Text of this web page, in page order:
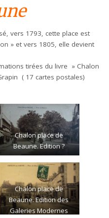
vers 1793, cette place est
» et vers 1805, elle devient
du livre » Chalon
( 17 cartes postales)
Chalon place de
Beaune. Edition ?
Chalon place de
Beaune. Edition des
Galeries Modernes